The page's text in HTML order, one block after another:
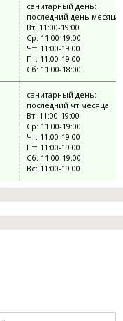
санитарный день:
последний день месяца
Вт: 11:00-19:00
Ср: 11:00-19:00
Чт: 11:00-19:00
Пт: 11:00-19:00
Сб: 11:00-18:00
санитарный день:
последний чт месяца
Вт: 11:00-19:00
Ср: 11:00-19:00
Чт: 11:00-19:00
Пт: 11:00-19:00
Сб: 11:00-19:00
Вс: 11:00-19:00